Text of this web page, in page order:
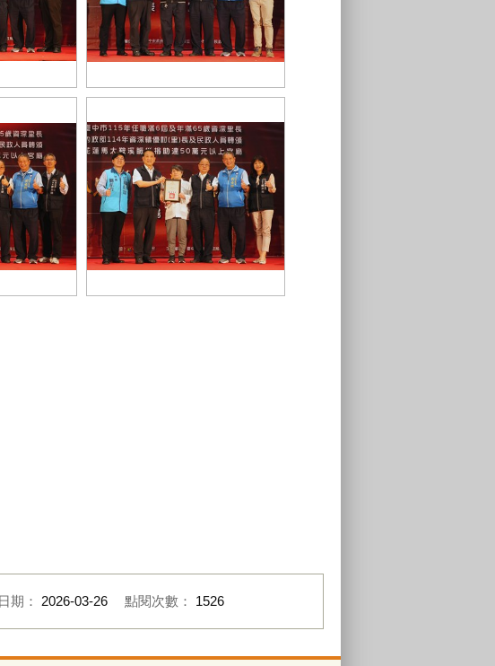
馬太鞍溪賑災善款
期： 2026-03-26 點閱次數： 1526